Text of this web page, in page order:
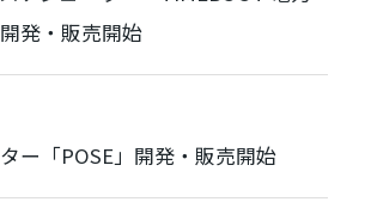
発・販売開始
ー「POSE 」開発・販売開始